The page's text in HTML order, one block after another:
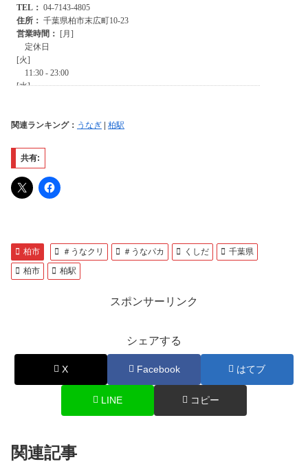
関連ランキング： うなぎ 柏駅
共有:
柏市 ＃うなクリ ＃うなパカ くしだ
千葉県
柏市
柏駅
スポンサーリンク
シェアする
X Facebook はてブ
LINE コピー
関連記事